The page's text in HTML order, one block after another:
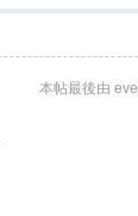
本帖最後由